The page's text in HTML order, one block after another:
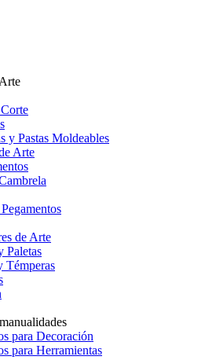
y Pastas Moldeables
Arte
de Arte
Paletas
Témperas
para Decoración
para Herramientas